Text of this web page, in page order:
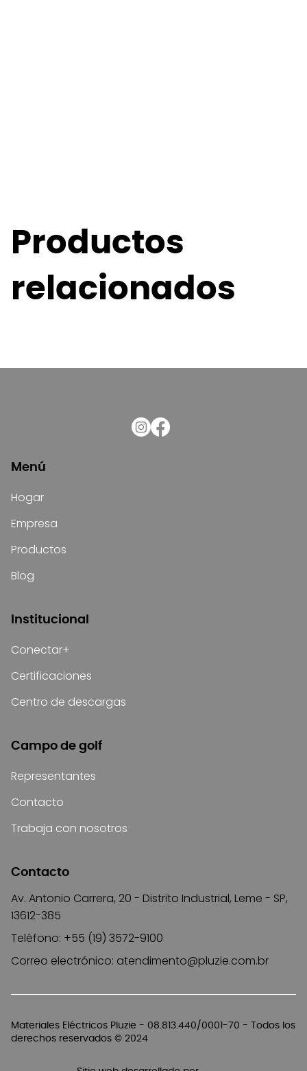
Productos
relacionados
Materiales Eléctricos Pluzie - 08.813.440/0001-70 - Todos los
derechos reservados © 2024
Menú
Hogar
Empresa
Productos
Blog
Institucional
Conectar+
Certificaciones
Centro de descargas
Campo de golf
Representantes
Contacto
Trabaja con nosotros
Contacto
Av. Antonio Carrera, 20 - Distrito Industrial, Leme - SP,
13612-385
Teléfono: +55 (19) 3572-9100
Correo electrónico: atendimento@pluzie.com.br